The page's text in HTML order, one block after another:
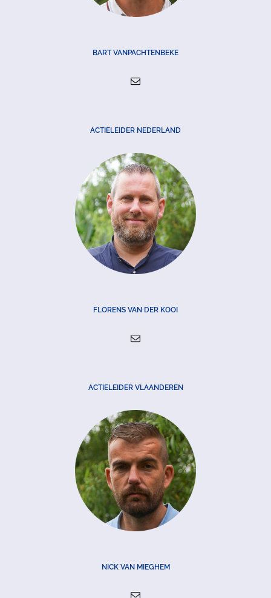
BART VANPACHTENBEKE
ACTIELEIDER NEDERLAND
FLORENS VAN DER KOOI
ACTIELEIDER VLAANDEREN
NICK VAN MIEGHEM